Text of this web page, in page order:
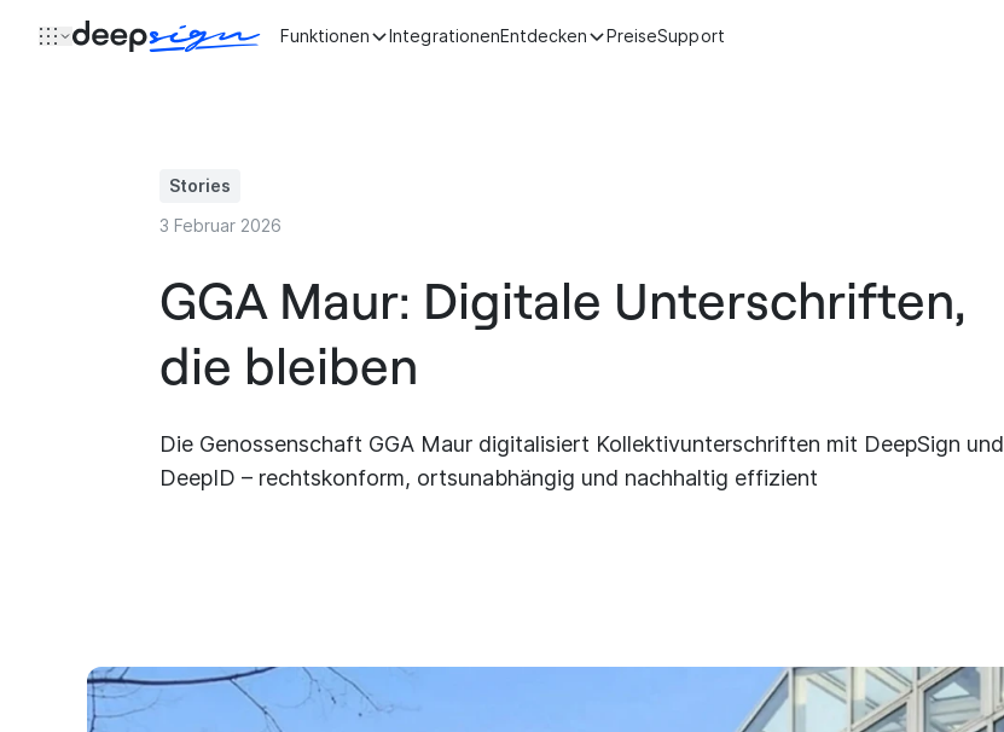
Funktionen IntegrationenEntdecken PreiseSupport
Stories
3 Februar 2026
GGA Maur: Digitale Unterschriften,
die bleiben
Die Genossenschaft GGA Maur digitalisiert Kollektivunterschriften mit DeepSign und
DeepID – rechtskonform, ortsunabhängig und nachhaltig effizient